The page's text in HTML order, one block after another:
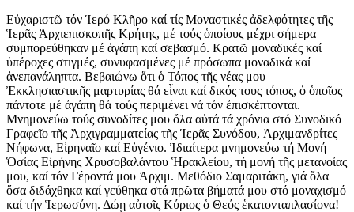
Εὐχαριστῶ τόν Ἱερό Κλῆρο καί τίς Μοναστικές ἀδελφότητες τῆς
Ἱερᾶς Ἀρχιεπισκοπῆς Κρήτης, μέ τούς ὁποίους μέχρι σήμερα
συμπορεύθηκαν μέ ἀγάπη καί σεβασμό. Κρατῶ μοναδικές καί
ὑπέροχες στιγμές, συνυφασμένες μέ πρόσωπα μοναδικά καί
ἀνεπανάληπτα. Βεβαιώνω ὅτι ὁ Τόπος τῆς νέας μου
Ἐκκλησιαστικῆς μαρτυρίας θά εἶναι καί δικός τους τόπος, ὁ ὁποῖος
πάντοτε μέ ἀγάπη θά τούς περιμένει νά τόν ἐπισκέπτονται.
Μνημονεύω τούς συνοδίτες μου ὅλα αὐτά τά χρόνια στό Συνοδικό
Γραφεῖο τῆς Ἀρχιγραμματείας τῆς Ἱερᾶς Συνόδου, Ἀρχιμανδρίτες
Νήφωνα, Εἰρηναῖο καί Εὐγένιο. Ἰδιαίτερα μνημονεύω τή Μονή
Ὁσίας Εἰρήνης Χρυσοβαλάντου Ἡρακλείου, τή μονή τῆς μετανοίας
μου, καί τόν Γέροντά μου Ἀρχιμ. Μεθόδιο Σαμαριτάκη, γιά ὅλα
ὅσα διδάχθηκα καί γεύθηκα στά πρῶτα βήματά μου στό μοναχισμό
καί τήν Ἱερωσύνη. Δώῃ αὐτοῖς Κύριος ὁ Θεός ἑκατονταπλασίονα!